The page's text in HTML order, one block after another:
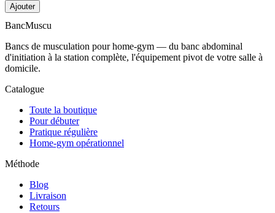
Ajouter
BancMuscu
Bancs de musculation pour home-gym — du banc abdominal
d'initiation à la station complète, l'équipement pivot de votre salle à
domicile.
Catalogue
Toute la boutique
Pour débuter
Pratique régulière
Home-gym opérationnel
Méthode
Blog
Livraison
Retours